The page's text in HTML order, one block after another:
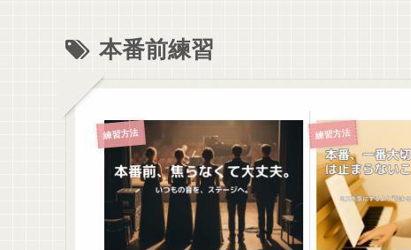
本番前練習
練習方法 練習方法